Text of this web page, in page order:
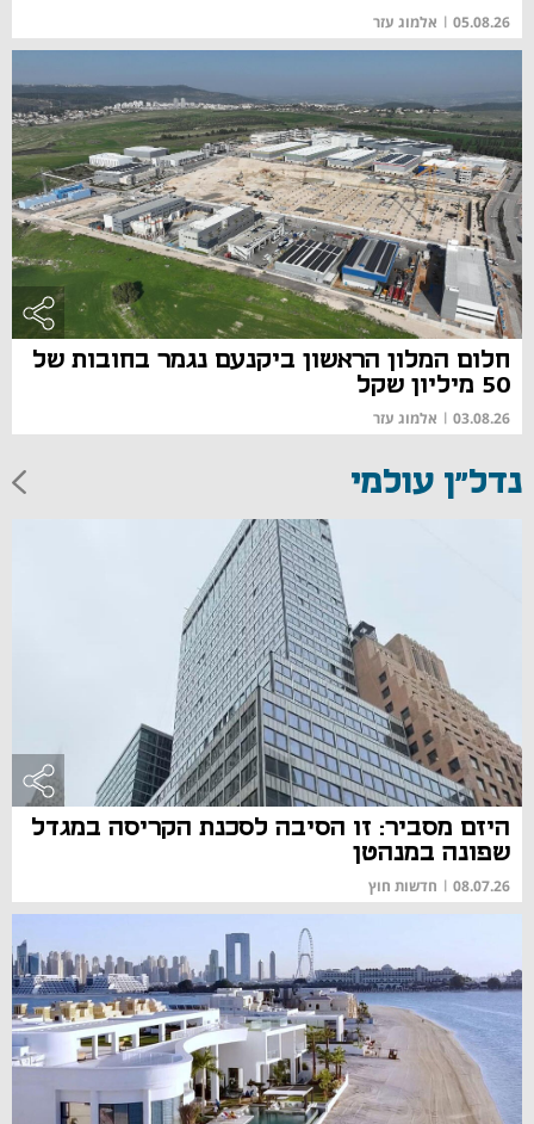
05.08.26
| אלמוג עזר
חלום המלון הראשון ביקנעם נגמר בחובות של
50 מיליון שקל
03.08.26
| אלמוג עזר
נדל"ן עולמי
היזם מסביר: זו הסיבה לסכנת הקריסה במגדל
שפונה במנהטן
08.07.26
| חדשות חוץ